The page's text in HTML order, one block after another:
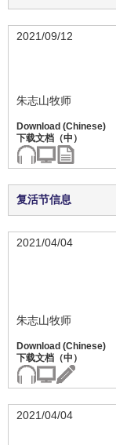
2021/09/12
朱志山牧师
复活节信息
2021/04/04
朱志山牧师
2021/04/04